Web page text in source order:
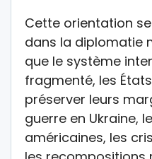
Cette orientation
dans la diplomatie
que le système
fragmenté, les
préserver leurs
guerre en Ukraine,
américaines, les